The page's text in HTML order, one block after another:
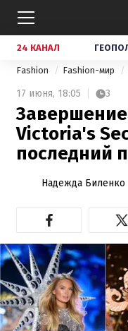
24 КАНАЛ
Fashion Fashion-мир
17 июня, 18:05 3
Victoria's
последний
Надежда Биленко